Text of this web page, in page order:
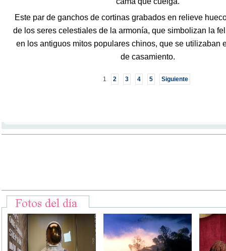
Este par de ganchos de cortinas grabados en relieve
de los seres celestiales de la armonía, que simbolizan la
en los antiguos mitos populares chinos, que se utilizaban
de casamiento.
1 2 3 4 5 Siguiente